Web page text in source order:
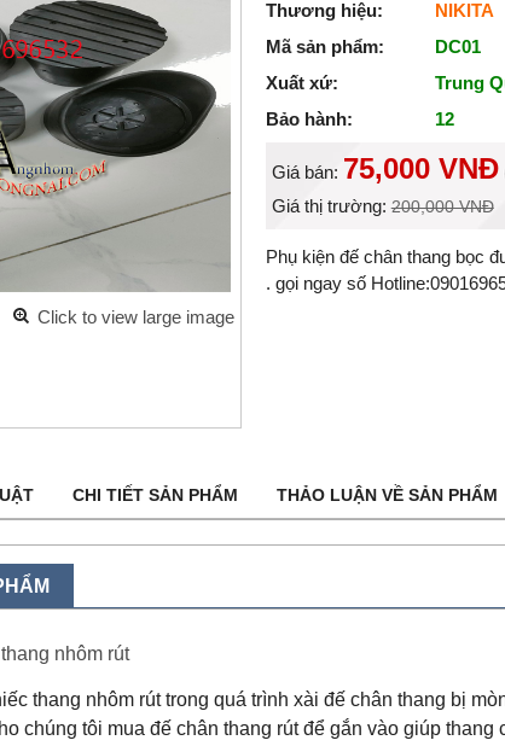
Click to view large image
Thương hiệu:
NIKITA
Mã sản phẩm:
DC01
Xuất xứ:
Trung
Bảo hành:
12
Giá bán: 75,000 VNĐ
Giá thị trường:200,000 VNĐ
Phụ kiện đế chân thang bọc
. gọi ngay số
CHI TIẾT SẢN PHẨM THẢO LUẬN VỀ SẢN PHẨM
nhôm rút
thang nhôm rút trong quá trình xài đế chân thang bị
chúng tôi mua đế chân thang rút để gắn vào giúp